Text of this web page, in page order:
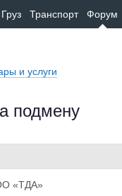
Груз Транспорт Форум
и услуги
подмену
«ТДА»